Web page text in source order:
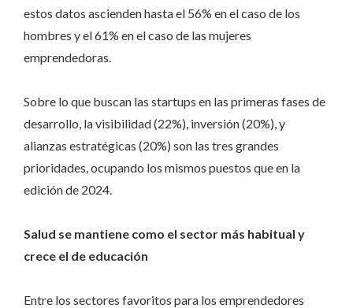
estos datos ascienden hasta el 56% en el caso de los
hombres y el 61% en el caso de las mujeres
emprendedoras.
Sobre lo que buscan las startups en las primeras fases de
desarrollo, la visibilidad (22%), inversión (20%), y
alianzas estratégicas (20%) son las tres grandes
prioridades, ocupando los mismos puestos que en la
edición de 2024.
Salud se mantiene como el sector más habitual y
crece el de educación
Entre los sectores favoritos para los emprendedores